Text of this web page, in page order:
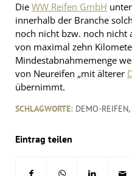
Die WW Reifen GmbH
innerhalb der Branche
noch nicht bzw. noch nicht
von maximal zehn
Mindestabnahmemenge
von Neureifen „mit älterer
übernimmt.
SCHLAGWORTE: DEMO-REIFEN,
Eintrag teilen